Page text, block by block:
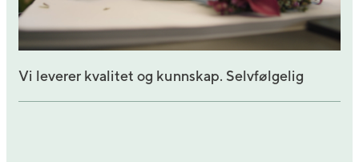
Vi leverer kvalitet og kunnskap. Selvfølgelig